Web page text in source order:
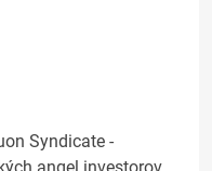
Syndicate -